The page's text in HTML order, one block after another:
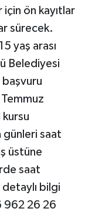
ön kayıtlar
sürecek.
yaş arası
Belediyesi
başvuru
günleri saat
üstüne
saat
bilgi
962 26 26